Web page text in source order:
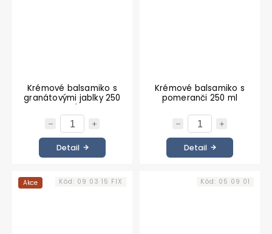
Krémové balsamiko s
granátovými jablky 250
ml
Detail
Krémové balsamiko s
pomeranči 250 ml
Detail
Akce Kód: 09 03 15 FIX Kód: 05 09 01